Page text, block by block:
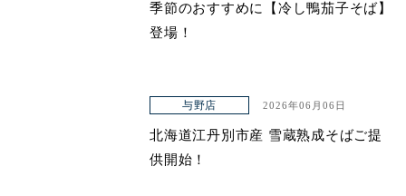
ヤエチカ店
与野店
季節のおすすめに【冷し鴨茄子そば】
登場！
与野店 2026年06月06日
北海道江丹別市産 雪蔵熟成そばご提
供開始！